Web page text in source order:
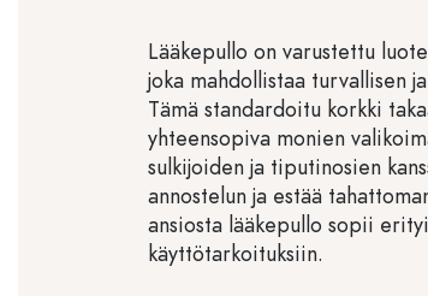
Lääkepullo on varustettu
joka mahdollistaa turvallisen
Tämä standardoitu korkki
yhteensopiva monien
sulkijoiden ja tiputinosien
annostelun ja estää
ansiosta lääkepullo sopii
käyttötarkoituksiin.